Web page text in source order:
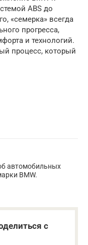
ABS до
«семерка» всегда
прогресса,
и технологий.
процесс, который
автомобильных
BMW.
с